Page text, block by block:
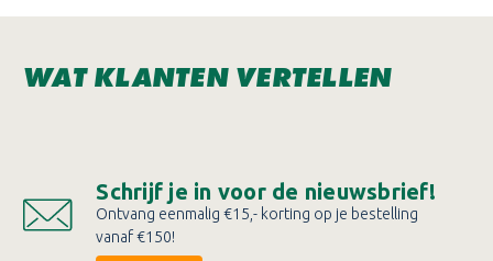
WAT KLANTEN VERTELLEN
Schrijf je in voor de nieuwsbrief!
Ontvang eenmalig €15,- korting op je bestelling
vanaf €150!